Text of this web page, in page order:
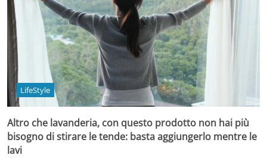
LifeStyle
Altro che lavanderia, con questo prodotto non hai più
bisogno di stirare le tende: basta aggiungerlo mentre le
lavi